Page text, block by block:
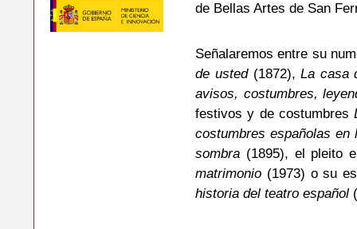
de Bellas Artes de San
Señalaremos entre su
de usted(1872),La casa
avisos, costumbres,
festivos y de costumbres
costumbres españolas en
sombra (1895), el pleito
matrimonio (1973) o su
historia del teatro español